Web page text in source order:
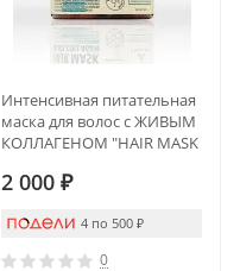
Интенсивная питательная
маска для волос с ЖИВЫМ
КОЛЛАГЕНОМ "HAIR MASK
2 000 ₽
4 по 500 ₽
0